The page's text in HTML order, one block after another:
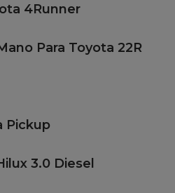
4Runner
Para Toyota 22R
Pickup
3.0 Diesel